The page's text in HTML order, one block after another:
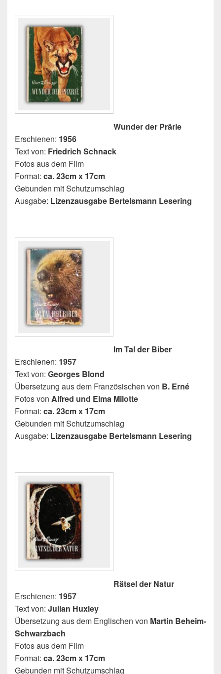
Wunder der Prärie
Erschienen: 1956
Text von: Friedrich Schnack
Fotos aus dem Film
Format: ca. 23cm x 17cm
Gebunden mit Schutzumschlag
Ausgabe: Lizenzausgabe Bertelsmann Lesering
Im Tal der Biber
Erschienen: 1957
Text von: Georges Blond
Übersetzung aus dem Französischen von B. Erné
Fotos von Alfred und Elma Milotte
Format: ca. 23cm x 17cm
Gebunden mit Schutzumschlag
Ausgabe: Lizenzausgabe Bertelsmann Lesering
Rätsel der Natur
Erschienen: 1957
Text von: Julian Huxley
Übersetzung aus dem Englischen von Martin Beheim-
Schwarzbach
Fotos aus dem Film
Format: ca. 23cm x 17cm
Gebunden mit Schutzumschlag